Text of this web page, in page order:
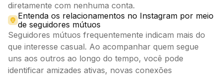
diretamente com nenhuma conta.
Entenda os relacionamentos no Instagram por meio
de seguidores mútuos
Seguidores mútuos frequentemente indicam mais do
que interesse casual. Ao acompanhar quem segue
uns aos outros ao longo do tempo, você pode
identificar amizades ativas, novas conexões